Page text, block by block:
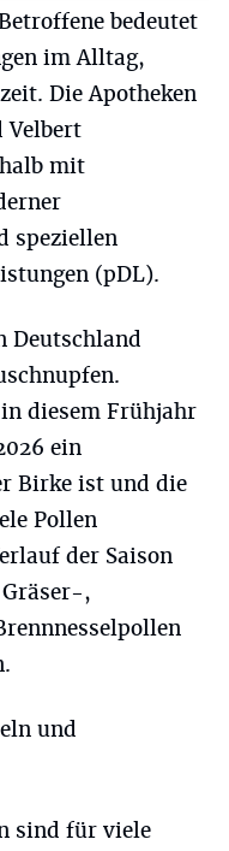
bedeutet
im Alltag,
Die Apotheken
Velbert
mit
speziellen
(pDL).
Deutschland
diesem Frühjahr
ein
Birke ist und die
Pollen
der Saison
,
und
sind für viele